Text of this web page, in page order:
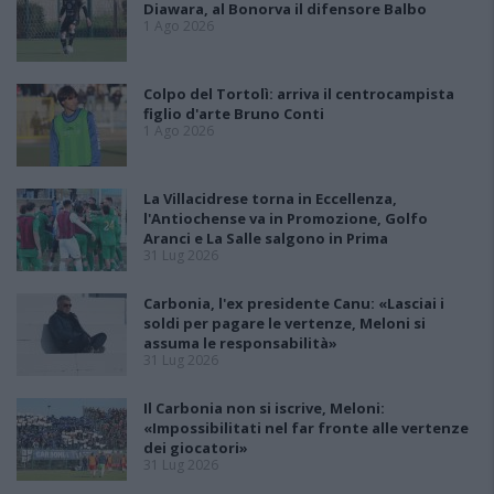
Diawara, al Bonorva il difensore Balbo
1 Ago 2026
Colpo del Tortolì: arriva il centrocampista
figlio d'arte Bruno Conti
1 Ago 2026
La Villacidrese torna in Eccellenza,
l'Antiochense va in Promozione, Golfo
Aranci e La Salle salgono in Prima
31 Lug 2026
Carbonia, l'ex presidente Canu: «Lasciai i
soldi per pagare le vertenze, Meloni si
assuma le responsabilità»
31 Lug 2026
Il Carbonia non si iscrive, Meloni:
«Impossibilitati nel far fronte alle vertenze
dei giocatori»
31 Lug 2026